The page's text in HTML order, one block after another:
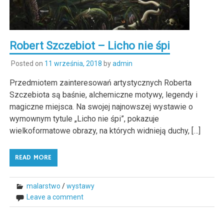
Robert Szczebiot – Licho nie śpi
Posted on 11 września, 2018 byadmin
Przedmiotem zainteresowań artystycznych Roberta
Szczebiota są baśnie, alchemiczne motywy, legendy i
magiczne miejsca. Na swojej najnowszej wystawie o
wymownym tytule „Licho nie śpi”, pokazuje
wielkoformatowe obrazy, na których widnieją duchy, […]
READ MORE
malarstwo /wystawy
Leave a comment